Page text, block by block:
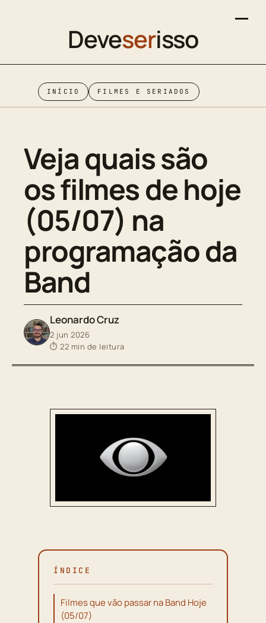
Deveserisso
INÍCIO FILMES E SERIADOS
Veja quais são
os filmes de hoje
(05/07) na
programação da
Band
Leonardo Cruz
2 jun 2026
⏱ 22 min de leitura
ÍNDICE
Filmes que vão passar na Band Hoje
(05/07)